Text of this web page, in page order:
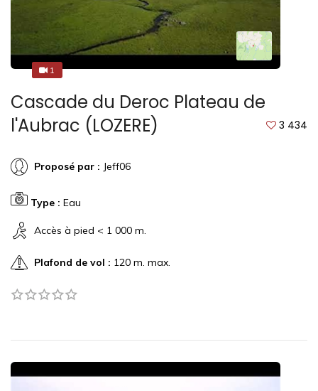
11
Cascade du Deroc Plateau de
l'Aubrac (LOZERE)
3 434
Proposé par : Jeff06
Type : Eau
Accès à pied < 1 000 m.
Plafond de vol : 120 m. max.